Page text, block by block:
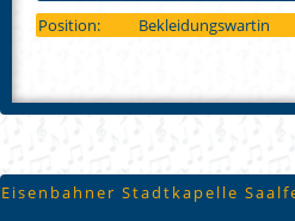
Position: Bekleidungswartin
Eisenbahner Stadtkapelle